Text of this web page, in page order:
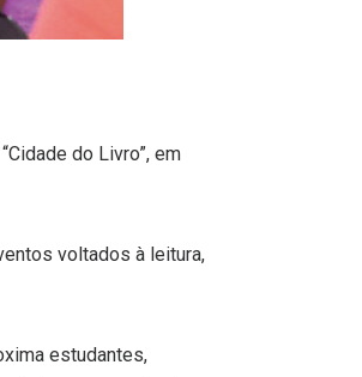
do Livro”, em
voltados à leitura,
estudantes,